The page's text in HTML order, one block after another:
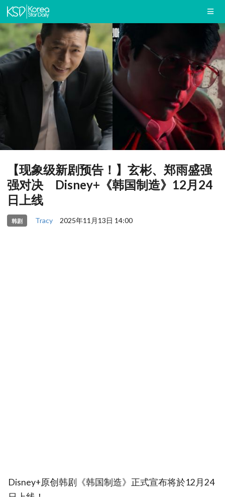
【现象级新剧预告！】玄彬、郑雨盛强
强对决 Disney+《韩国制造》12月24
日上线
韩剧 Tracy 2025年11月13日 14:00
Disney+原创韩剧《韩国制造》正式宣布将於12月24